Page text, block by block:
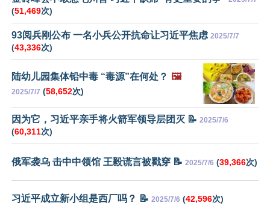
(51,469次)
93阅兵刚公布 一名小兵公开抗命让习近平焦虑 2025/7/7
(43,336次)
陆幼儿园集体铅中毒 “毒源”在何处？ 🖼️
2025/7/7 (58,652次)
因为它，习近平亲手将火箭军领导层团灭 📝 2025/7/6
(60,311次)
俄军袭乌 击中中领馆 王毅谎言被戳穿 📝 2025/7/6 (39,366次)
习近平成立新小组是西厂吗？ 📝 2025/7/6 (42,596次)